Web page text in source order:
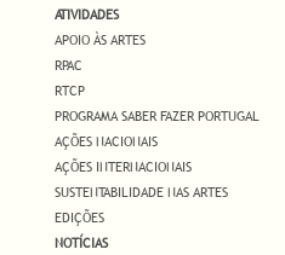
ATIVIDADES
APOIO ÀS ARTES
RPAC
RTCP
PROGRAMA SABER FAZER PORTUGAL
AÇÕES NACIONAIS
AÇÕES INTERNACIONAIS
SUSTENTABILIDADE NAS ARTES
EDIÇÕES
NOTÍCIAS